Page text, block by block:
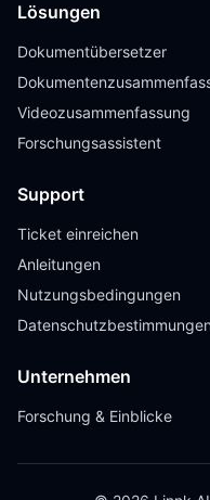
Lösungen
Dokumentübersetzer
Videozusammenfassung
Forschungsassistent
Support
Ticket einreichen
Anleitungen
Nutzungsbedingungen
Datenschutzbestimmungen
Unternehmen
Forschung & Einblicke